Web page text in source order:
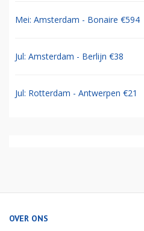
Mei: Amsterdam - Bonaire €594
Jul: Amsterdam - Berlijn €38
Jul: Rotterdam - Antwerpen €21
OVER ONS